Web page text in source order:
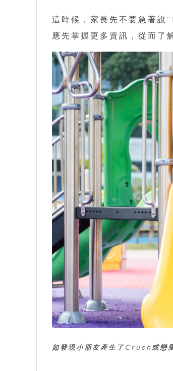
這時候，家長先不要急著說
應先掌握更多資訊，從而了
如發現小朋友產生了Crush或戀